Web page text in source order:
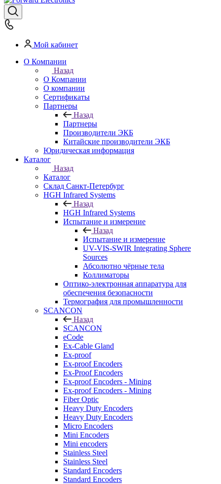
Мой кабинет
О Компании
Назад
О Компании
О компании
Сертификаты
Партнеры
Назад
Партнеры
Производители ЭКБ
Китайские производители ЭКБ
Юридическая информация
Каталог
Назад
Каталог
Cклад Санкт-Петербург
HGH Infrared Systems
Назад
HGH Infrared Systems
Испытание и измерение
Назад
Испытание и измерение
UV-VIS-SWIR Integrating Sphere
Sources
Абсолютно чёрные тела
Коллиматоры
Оптико-электронная аппаратура для
обеспечения безопасности
Термография для промышленности
SCANCON
Назад
SCANCON
eCode
Ex-Cable Gland
Ex-proof
Ex-proof Encoders
Ex-Proof Encoders
Ex-proof Encoders - Mining
Ex-proof Encoders - Mining
Fiber Optic
Heavy Duty Encoders
Heavy Duty Encoders
Micro Encoders
Mini Encoders
Mini encoders
Stainless Steel
Stainless Steel
Standard Encoders
Standard Encoders